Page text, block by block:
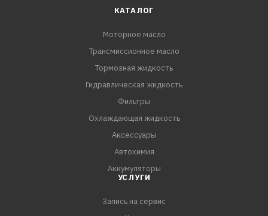
КАТАЛОГ
Моторное масло
Трансмиссионное масло
Тормозная жидкость
Гидравлическая жидкость
Фильтры
Охлаждающая жидкость
Аксессуары
Автохимия
Аккумуляторы
УСЛУГИ
Запись на сервис